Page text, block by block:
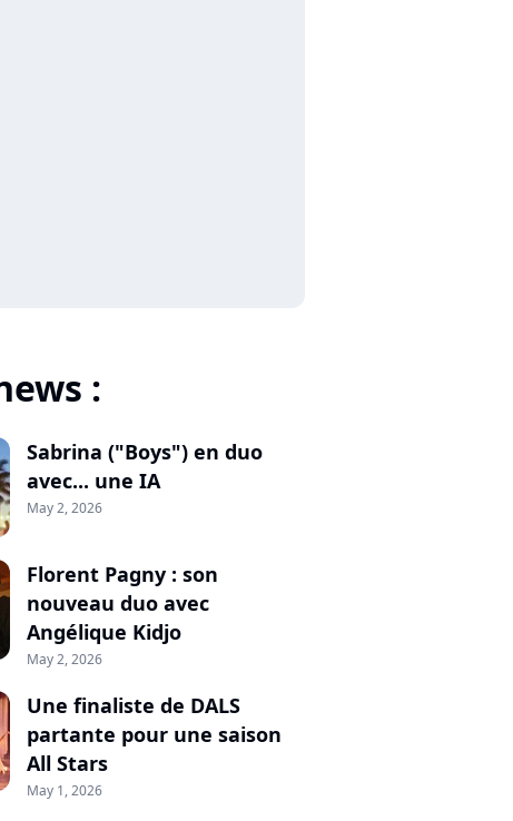
:
Sabrina ("Boys") en duo
avec... une IA
May 2, 2026
Florent Pagny : son
nouveau duo avec
Angélique Kidjo
May 2, 2026
Une finaliste de DALS
partante pour une saison
All Stars
May 1, 2026